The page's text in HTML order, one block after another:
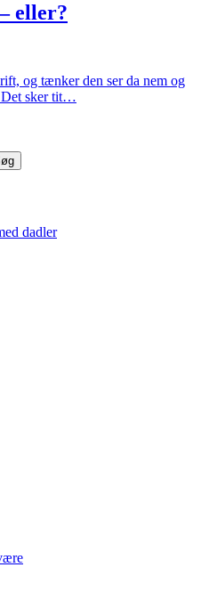
eller?
og tænker den ser da nem og
Det sker tit…
dadler